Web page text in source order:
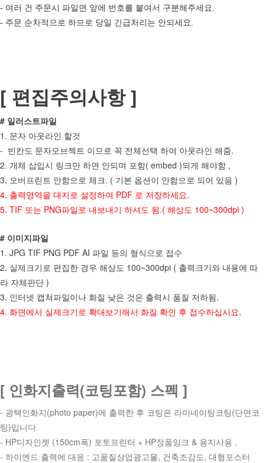
- 여러 건 주문시 파일면 앞에 번호를 붙여서 구분해주세요.
- 주문 순차적으로 하므로 당일 긴급처리는 안되세요.
[ 편집주의사항 ]
# 일러스트파일
1. 문자 아웃라인 할것
- 빈칸도 문자오브젝트 이므로 꼭 전체선택 하여 아웃라인 해줌.
2. 개체 삽입시 링크만 하면 안되며 포함( embed )되게 해야함 ,
3, 오버프린트 안함으로 체크. ( 기본 옵션이 안함으로 되어 있음 )
4. 출력영역을 대지로 설정하여 PDF 로 저장하세요.
5. TIF 또는 PNG파일로 내보내기 하셔도 됨.( 해상도 100~300dpi )
# 이미지파일
1. JPG TIF PNG PDF AI 파일 등의 형식으로 접수
2. 실제크기로 편집한 경우 해상도 100~300dpi ( 출력크기와 내용에 따
라 자체판단 )
3. 인터넷 캡쳐파일이나 화질 낮은 것은 출력시 품질 저하됨.
4. 화면에서 실제크기로 확대보기해서 화질 확인 후 접수하십시요.
[ 인화지출력(코팅포함) 스펙 ]
- 광택인화지(photo paper)에 출력한 후 코팅은 라미네이팅코팅(단면코
팅)입니다.
- HP디자인젯 (150cm폭) 포토프린터 + HP정품잉크 & 용지사용 .
- 하이엔드 출력에 대응 : 고품질상업광고물, 건축조감도, 대형포스터